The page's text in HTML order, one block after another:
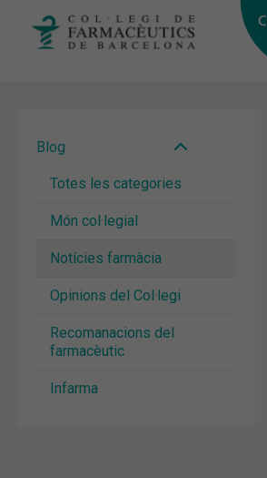
Blog
Totes les categories
Món col·legial
Notícies farmàcia
Opinions del Col·legi
Recomanacions del
farmacèutic
Infarma